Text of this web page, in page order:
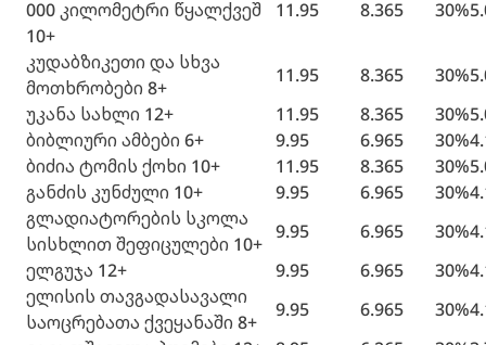
000 კილომეტრი წყალქვეშ
10+
11.95 8.365 30%
კუდაბზიკეთი და სხვა
მოთხრობები 8+
11.95 8.365 30%
უკანა სახლი 12+
11.95 8.365 30%
ბიბლიური ამბები 6+
9.95 6.965 30%
ბიძია ტომის ქოხი 10+
11.95 8.365 30%
განძის კუნძული 10+
9.95 6.965 30%
გლადიატორების სკოლა
სისხლით შეფიცულები 10+
9.95 6.965 30%
ელგუჯა 12+
9.95 6.965 30%
ელისის თავგადასავალი
საოცრებათა ქვეყანაში 8+
9.95 6.965 30%